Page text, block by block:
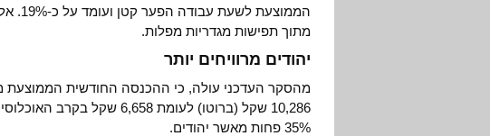
מתוך תפישות מגדריות מפלות.
יהודים מרוויחים יותר
מהסקר העדכני עולה, כי ההכנסה החודשית הממוצעת
10,286 שקל (ברוטו) לעומת
35% פחות מאשר יהודים.